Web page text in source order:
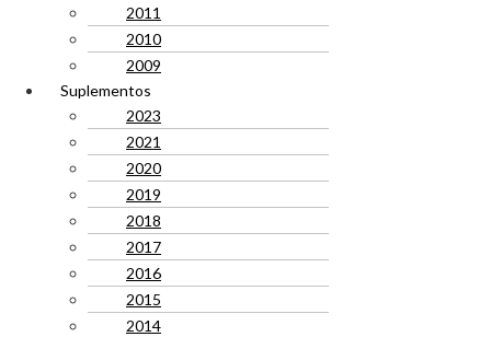
2011
2010
2009
Suplementos
2023
2021
2020
2019
2018
2017
2016
2015
2014